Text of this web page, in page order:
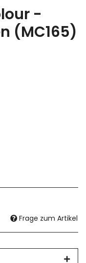
-
(MC165)
Frage zum Artikel